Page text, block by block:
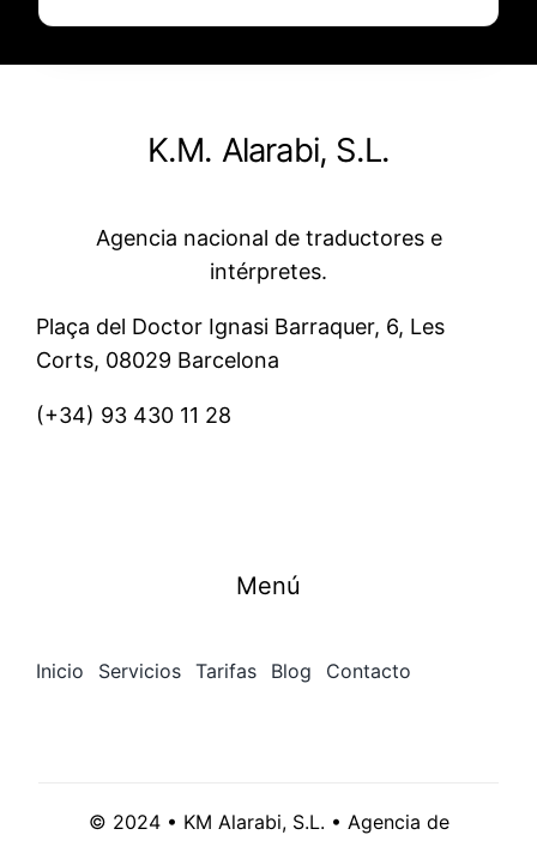
K.M. Alarabi, S.L.
Agencia nacional de traductores e
intérpretes.
Plaça del Doctor Ignasi Barraquer, 6, Les
Corts, 08029 Barcelona
(+34) 93 430 11 28
Menú
Inicio Servicios Tarifas Blog Contacto
© 2024 • KM Alarabi, S.L. • Agencia de